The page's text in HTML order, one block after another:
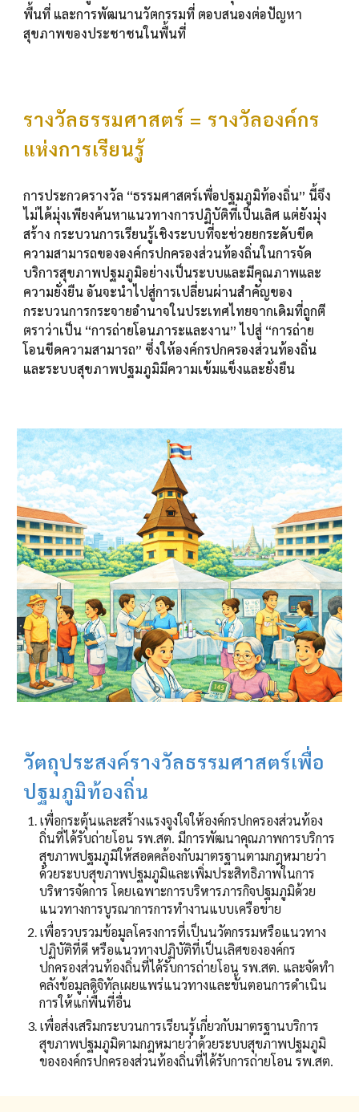
พื้นที่ และการพัฒนานวัตกรรมที่ ตอบสนองต่อปัญหา
สุขภาพของประชาชนในพื้นที่
รางวัลธรรมศาสตร์ = รางวัลองค์กร
แห่งการเรียนรู้
การประกวดรางวัล “ธรรมศาสตร์เพื่อปฐมภูมิท้องถิ่น” นี้จึง
ไม่ได้มุ่งเพียงค้นหาแนวทางการปฏิบัติที่เป็นเลิศ แต่ยังมุ่ง
สร้าง กระบวนการเรียนรู้เชิงระบบที่จะช่วยยกระดับขีด
ความสามารถขององค์กรปกครองส่วนท้องถิ่นในการจัด
บริการสุขภาพปฐมภูมิอย่างเป็นระบบและมีคุณภาพและ
ความยั่งยืน อันจะนำไปสู่การเปลี่ยนผ่านสำคัญของ
กระบวนการกระจายอำนาจในประเทศไทยจากเดิมที่ถูกตี
ตราว่าเป็น “การถ่ายโอนภาระและงาน” ไปสู่ “การถ่าย
โอนขีดความสามารถ” ซึ่งให้องค์กรปกครองส่วนท้องถิ่น
และระบบสุขภาพปฐมภูมิมีความเข้มแข็งและยั่งยืน
วัตถุประสงค์รางวัลธรรมศาสตร์เพื่อ
ปฐมภูมิท้องถิ่น
เพื่อกระตุ้นและสร้างแรงจูงใจให้องค์กรปกครองส่วนท้อง
ถิ่นที่ได้รับถ่ายโอน รพ.สต. มีการพัฒนาคุณภาพการบริการ
สุขภาพปฐมภูมิให้สอดคล้องกับมาตรฐานตามกฎหมายว่า
ด้วยระบบสุขภาพปฐมภูมิและเพิ่มประสิทธิภาพในการ
บริหารจัดการ โดยเฉพาะการบริหารภารกิจปฐมภูมิด้วย
แนวทางการบูรณาการการทำงานแบบเครือข่าย
เพื่อรวบรวมข้อมูลโครงการที่เป็นนวัตกรรมหรือแนวทาง
ปฏิบัติที่ดี หรือแนวทางปฏิบัติที่เป็นเลิศขององค์กร
ปกครองส่วนท้องถิ่นที่ได้รับการถ่ายโอน รพ.สต. และจัดทำ
คลังข้อมูลดิจิทัลเผยแพร่แนวทางและขั้นตอนการดำเนิน
การให้แก่พื้นที่อื่น
เพื่อส่งเสริมกระบวนการเรียนรู้เกี่ยวกับมาตรฐานบริการ
สุขภาพปฐมภูมิตามกฎหมายว่าด้วยระบบสุขภาพปฐมภูมิ
ขององค์กรปกครองส่วนท้องถิ่นที่ได้รับการถ่ายโอน รพ.สต.